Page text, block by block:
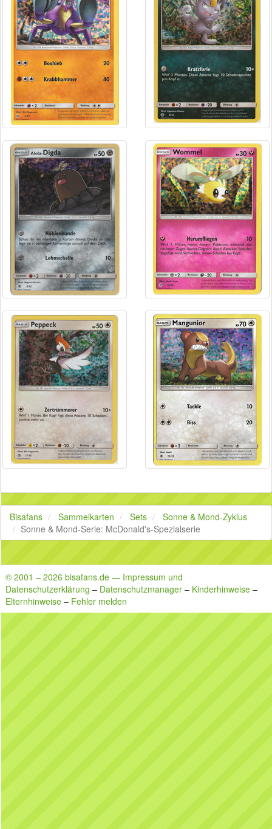
Bisafans Sammelkarten Sets
Sonne & Mond-Zyklus
Sonne & Mond-Serie: McDonald's-Spezialserie
© 2001 – 2026 bisafans.de — Impressum und
Datenschutzerklärung – Datenschutzmanager – Kinderhinweise –
Elternhinweise – Fehler melden